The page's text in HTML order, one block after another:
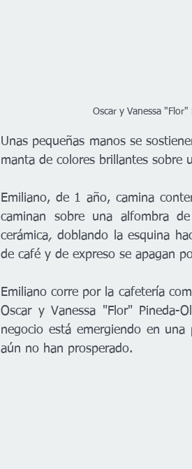
Oscar y Vanessa
Unas pequeñas manos se
manta de colores brillantes sobre
Emiliano, de 1 año, camina
caminan sobre una alfombra
cerámica, doblando la esquina
de café y de expreso se apagan
Emiliano corre por la cafetería
Oscar y Vanessa "Flor" Pineda-
negocio está emergiendo en
aún no han prosperado.